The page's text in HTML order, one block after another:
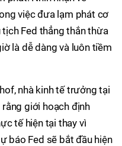
việc đưa lạm phát cơ
tịch Fed thẳng thắn thừa
là dễ dàng và luôn tiềm
nhà kinh tế trưởng tại
rằng giới hoạch định
tế hiện tại thay vì
báo Fed sẽ bắt đầu hiện